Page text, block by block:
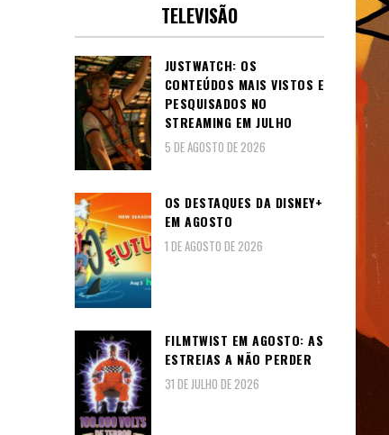
TELEVISÃO
JUSTWATCH: OS
CONTEÚDOS MAIS VISTOS E
PESQUISADOS NO
STREAMING EM JULHO
5 DE AGOSTO DE 2026
OS DESTAQUES DA DISNEY+
EM AGOSTO
1 DE AGOSTO DE 2026
FILMTWIST EM AGOSTO: AS
ESTREIAS A NÃO PERDER
31 DE JULHO DE 2026